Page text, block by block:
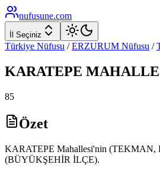
nufusune.com
İl Seçiniz
Türkiye Nüfusu / ERZURUM Nüfusu /
KARATEPE
85
Özet
KARATEPE Mahallesi'nin (TEKMAN,
(BÜYÜKŞEHİR İLÇE).